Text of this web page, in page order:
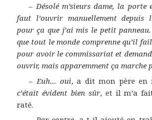
– Désolé m’sieurs dame, la porte
faut l’ouvrir manuellement depuis
pour ça que j’ai mis le petit
que tout le monde comprenne qu’il
pour avoir le commissariat et
ouvrir, mais apparemment ça marche
– Euh… oui, a dit mon père en
c’était évident bien sûr, et il m’a
raté.